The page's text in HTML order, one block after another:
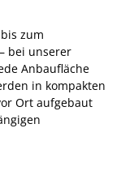
zum
bei unserer
Anbaufläche
in kompakten
Ort aufgebaut